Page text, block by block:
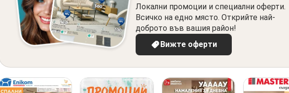
Локални промоции и специални оферти.
Всичко на едно място. Открийте най-
доброто във вашия район!
Вижте оферти